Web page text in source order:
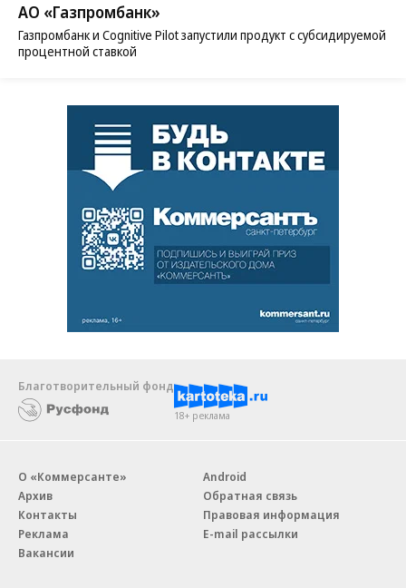
АО «Газпромбанк»
Газпромбанк и Cognitive Pilot запустили продукт с субсидируемой
процентной ставкой
Благотворительный фонд
18+ реклама
О «Коммерсанте»
Архив
Контакты
Реклама
Вакансии
Android
Обратная связь
Правовая информация
E-mail рассылки